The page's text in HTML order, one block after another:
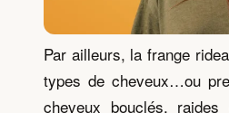
Par ailleurs, la frange
types de cheveux…ou
cheveux bouclés,